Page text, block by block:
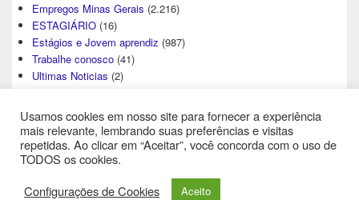
Empregos Minas Gerais (2.216)
ESTAGIÁRIO (16)
Estágios e Jovem aprendiz (987)
Trabalhe conosco (41)
Ultimas Noticias (2)
Direitos Autorais © 2026Central de Empregos
Usamos cookies em nosso site para fornecer a experiência
mais relevante, lembrando suas preferências e visitas
repetidas. Ao clicar em “Aceitar”, você concorda com o uso de
TODOS os cookies.
Configurações de Cookies
Aceito